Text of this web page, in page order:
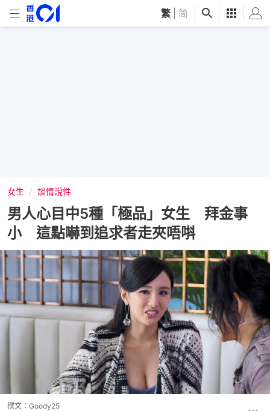
繁 简
女生 談情說性
男人心目中5種「極品」女生 拜金事
小 這點嚇到追求者走夾唔唞
撰文： Goody25